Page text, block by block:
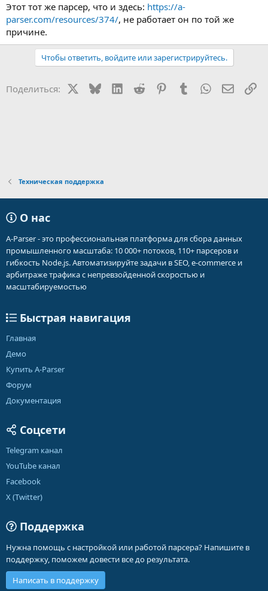
Этот тот же парсер, что и здесь: https://a-
parser.com/resources/374/, не работает он по той же
причине.
Чтобы ответить, войдите или зарегистрируйтесь.
Поделиться: BlueskyLinkedIn
Reddit PinterestTumblr WhatsApp
Техническая поддержка
О нас
A-Parser - это профессиональная платформа для сбора данных
промышленного масштаба: 10 000+ потоков, 110+ парсеров и
гибкость Node.js. Автоматизируйте задачи в SEO, e-commerce и
арбитраже трафика с непревзойденной скоростью и
масштабируемостью
Быстрая навигация
Главная
Демо
Купить A-Parser
Форум
Документация
Соцсети
Telegram канал
YouTube канал
Facebook
X (Twitter)
Поддержка
Нужна помощь с настройкой или работой парсера? Напишите в
поддержку, поможем довести все до результата.
Написать в поддержку